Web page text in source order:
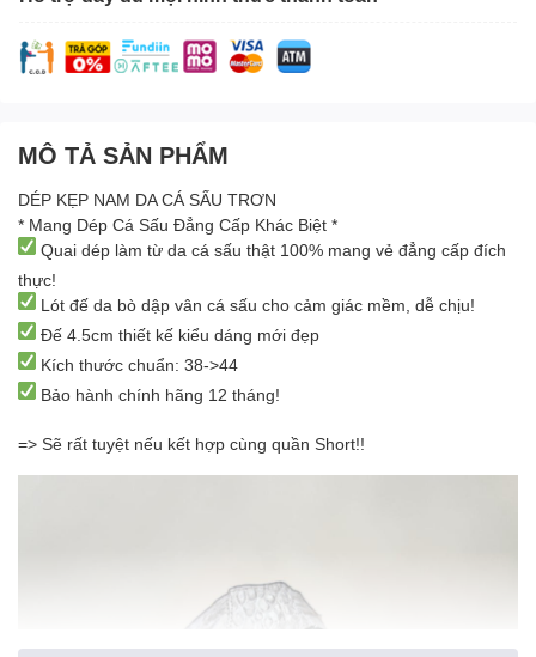
MÔ TẢ SẢN PHẨM
DÉP KẸP NAM DA CÁ SẤU TRƠN
* Mang Dép Cá Sấu Đẳng Cấp Khác Biệt *
Quai dép làm từ da cá sấu thật 100% mang vẻ đẳng cấp đích
thực!
Lót đế da bò dập vân cá sấu cho cảm giác mềm, dễ chịu!
Đế 4.5cm thiết kế kiểu dáng mới đẹp
Kích thước chuẩn: 38->44
Bảo hành chính hãng 12 tháng!
=> Sẽ rất tuyệt nếu kết hợp cùng quần Short!!